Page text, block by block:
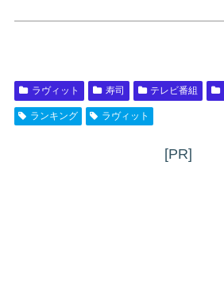
ラヴィット 寿司 テレビ番組
ランキング ラヴィット
[PR]